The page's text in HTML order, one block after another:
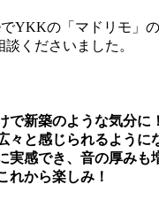
でYKKの「マドリモ」
くださいました。
で新築のような気分に！
々と感じられるように
実感でき、音の厚みも
れから楽しみ！